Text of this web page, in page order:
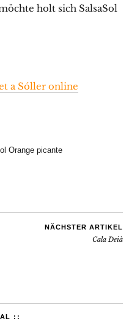
holt sich SalsaSol
a Sóller online
Orange picante
NÄCHSTER ARTIKEL
Cala Deià
::